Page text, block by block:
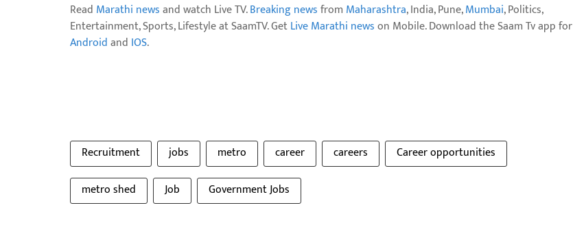
Read Marathi newsand watch Live TV.Breaking newsfrom Maharashtra, India, Pune,Mumbai, Politics,
Entertainment, Sports, Lifestyle at SaamTV. GetLive Marathi newson Mobile. Download the Saam Tv app for
Androidand IOS.
Recruitment jobs metro career careers
Career opportunities
metro shed
Job Government Jobs